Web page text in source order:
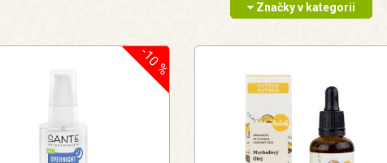
Značky v kategorii
-10 %